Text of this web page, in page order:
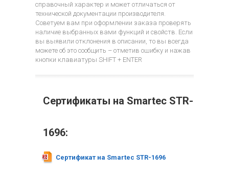
справочный характер и может отличаться от
технической документации производителя.
Советуем вам при оформлении заказа проверять
наличие выбранных вами функций и свойств. Если
вы выявили отклонения в описании, то вы всегда
можете об это сообщить – отметив ошибку и нажав
кнопки клавиатуры SHIFT + ENTER
Сертификаты на Smartec STR-
1696:
Сертификат на Smartec STR-1696